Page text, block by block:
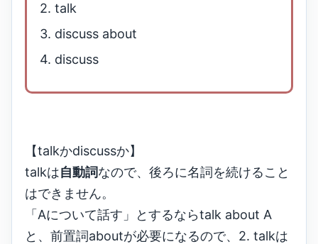
2. talk
3. discuss about
4. discuss
【talkかdiscussか】
talkは自動詞なので、後ろに名詞を続けること
はできません。
「Aについて話す」とするならtalk about A
と、前置詞aboutが必要になるので、2. talkは